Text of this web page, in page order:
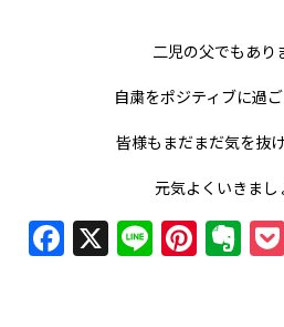
二児の父でもあり
自粛をポジティブに過
皆様もまだまだ気を抜
元気よくいきま
Facebook
X Line